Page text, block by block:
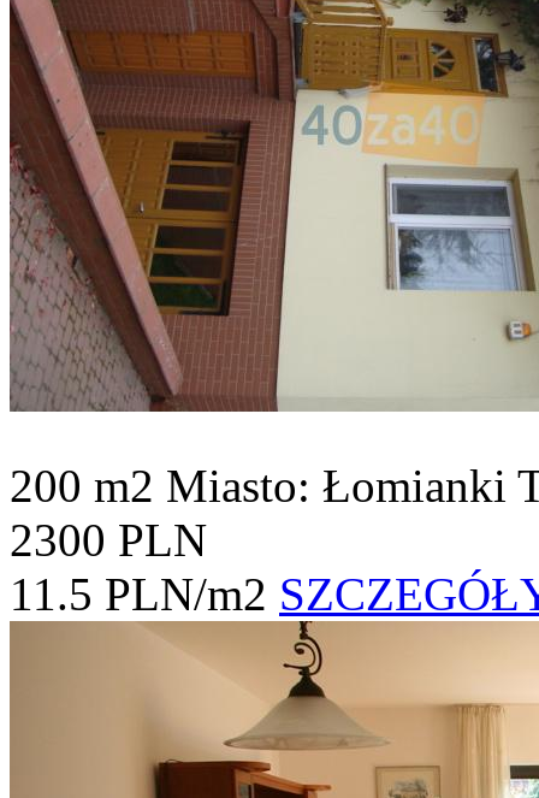
200 m2 Miasto: Łomianki
2300 PLN
11.5 PLN/m2